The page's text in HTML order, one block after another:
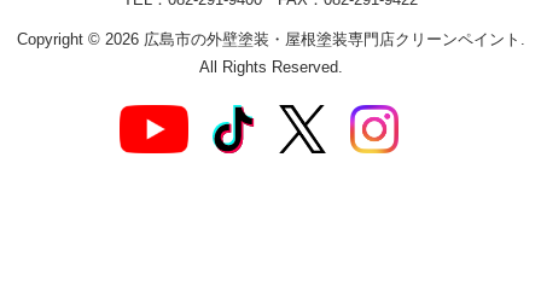
Copyright © 2026 広島市の外壁塗装・屋根塗装専門店クリーンペイント.
All Rights Reserved.